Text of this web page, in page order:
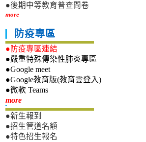
●後期中等教育普查問卷
more
防疫專區
●防疫專區連結
●嚴重特殊傳染性肺炎專區
●Google meet
●Google教育版(教育雲登入)
●微軟 Teams
more新生專區
●新生報到
●招生管道名額
●特色招生報名